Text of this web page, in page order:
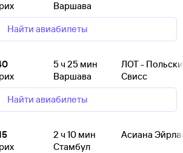
Варшава
Найти авиабилеты
5ч 25 мин
Варшава
ЛОТ -
Свисс
Найти авиабилеты
2 ч 10 мин
Стамбул
Асиана